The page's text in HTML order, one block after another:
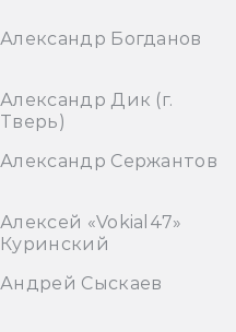
Александр Богданов
Александр Дик (г.
Тверь)
Александр Сержантов
Алексей «Vokial47»
Куринский
Андрей Сыскаев